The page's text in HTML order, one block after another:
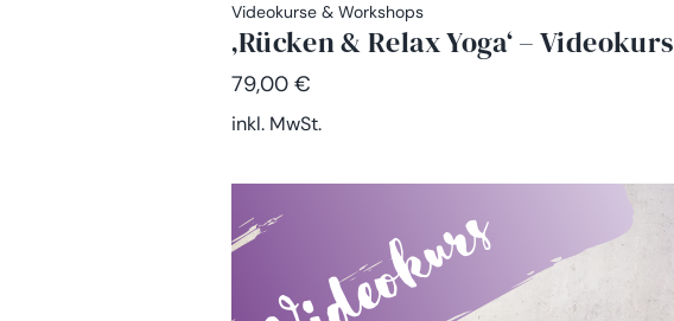
Videokurse & Workshops
‚Rücken & Relax Yoga‘ – Videokurs
79,00€
inkl. MwSt.